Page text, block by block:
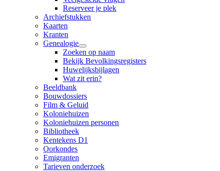
Reserveer je plek
Archiefstukken
Kaarten
Kranten
Genealogie
Zoeken op naam
Bekijk Bevolkingsregisters
Huwelijksbijlagen
Wat zit erin?
Beeldbank
Bouwdossiers
Film & Geluid
Koloniehuizen
Koloniehuizen personen
Bibliotheek
Kentekens D1
Oorkondes
Emigranten
Tarieven onderzoek